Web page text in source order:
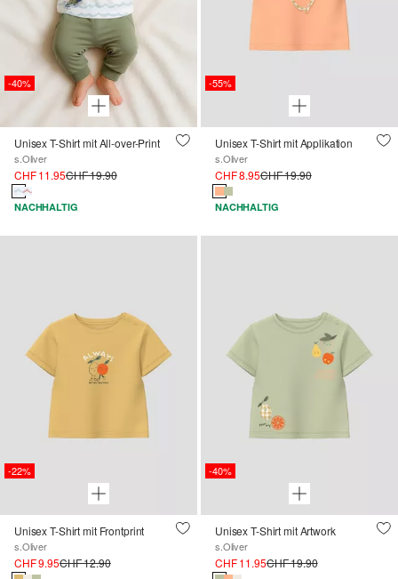
-40%
Unisex T-Shirt mit All-over-Print
s.Oliver
CHF 11.95CHF 19.90
NACHHALTIG
-55%
Unisex T-Shirt mit Applikation
s.Oliver
CHF 8.95CHF 19.90
NACHHALTIG
-22%
Unisex T-Shirt mit Frontprint
s.Oliver
CHF 9.95CHF 12.90
-40%
Unisex T-Shirt mit Artwork
s.Oliver
CHF 11.95CHF 19.90